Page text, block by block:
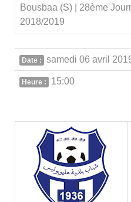
Bousbaa (S) | 28ème
2018/2019
Date : samedi 06 avril
Heure : 15:00